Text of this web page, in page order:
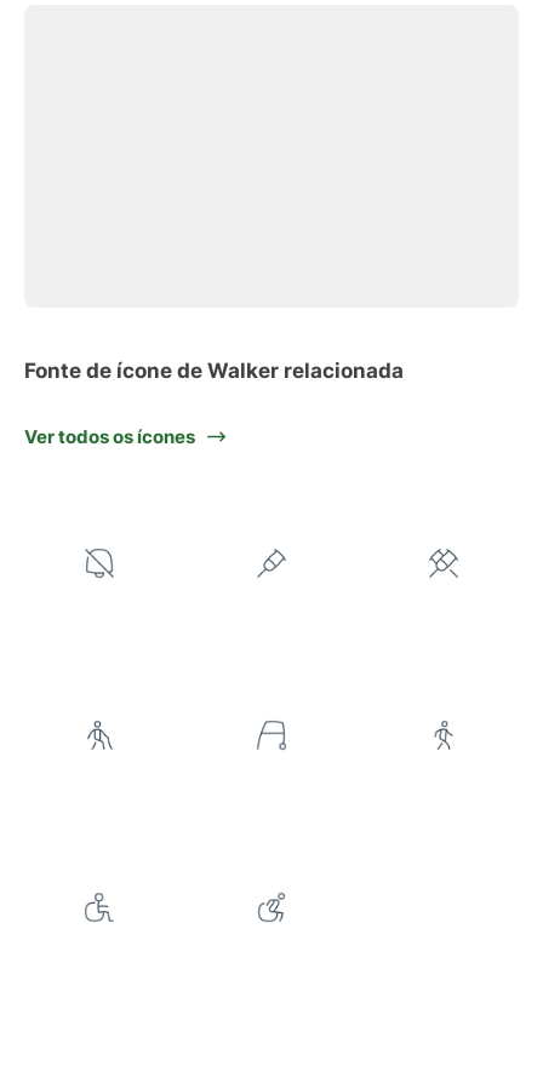
Fonte de ícone de Walker relacionada
Ver todos os ícones